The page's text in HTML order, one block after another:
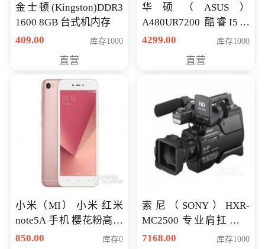
金士顿(Kingston)DDR3
1600 8GB 台式机内存
409.00
库存1000
直营
华硕（ASUS）
A480UR7200 酷睿I5超
薄学生办公游戏独显笔
NV930-2G独
4299.00 库存1000
直营
小米（MI） 小米 红米
note5A 手机 樱花粉高配
版 全网通(3G+32G)
850.00 库存0
索尼（SONY）HXR-
MC2500 专业肩扛式存
储卡全高清摄录一体机
7168.00 库存1000